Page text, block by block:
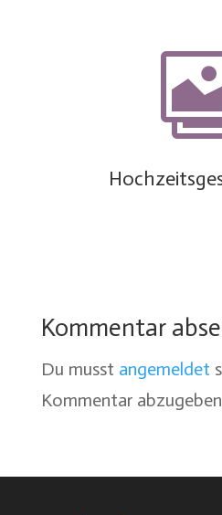
Kommentar
Du musst angemeldet
Kommentar